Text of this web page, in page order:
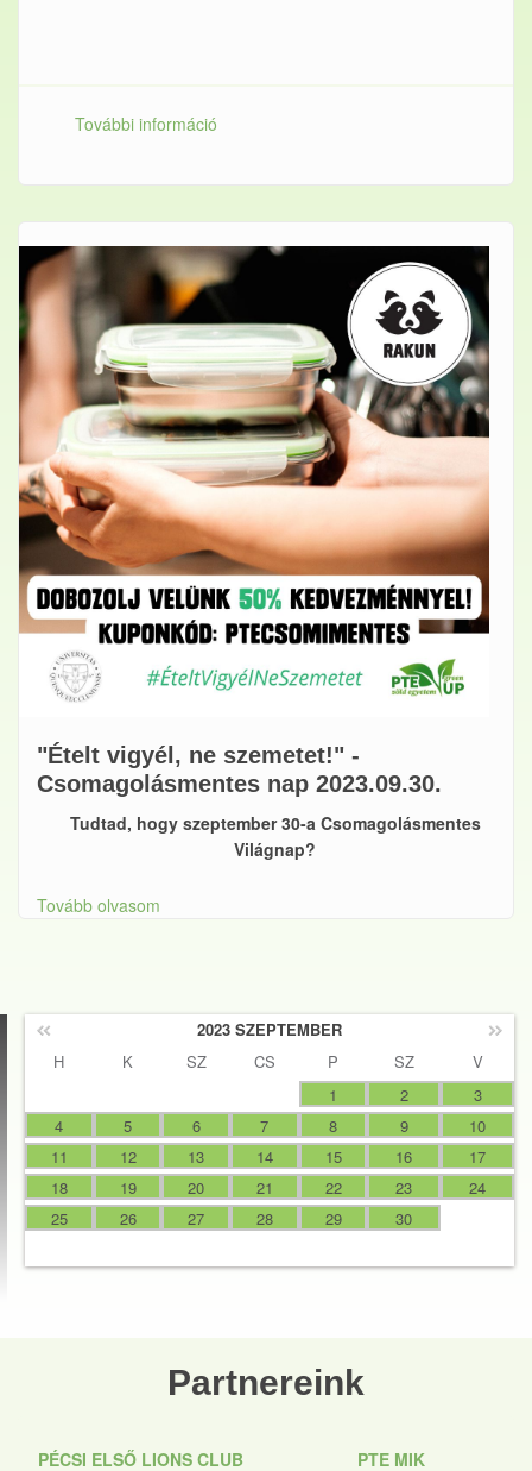
További információ
"Ételt vigyél, ne szemetet!" -
Csomagolásmentes nap 2023.09.30.
Tudtad, hogy szeptember 30-a Csomagolásmentes
Világnap?
Tovább olvasom
H K SZ CS P SZ
V
1
2
3
4
5 6 7 8 9
10
11
12 13 14 15 16
17
18
19 20 21 22 23
24
25
26 27 28 29 30
2023 SZEPTEMBER
Partnereink
PÉCSI ELSŐ LIONS CLUB PTE MIK